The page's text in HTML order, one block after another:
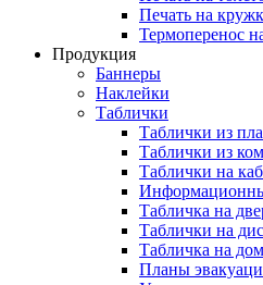
Печать на
Термоперенос
Продукция
Баннеры
Наклейки
Таблички
Таблички из
Таблички из
Таблички на
Табличка на
Таблички на
Табличка на дом
Планы